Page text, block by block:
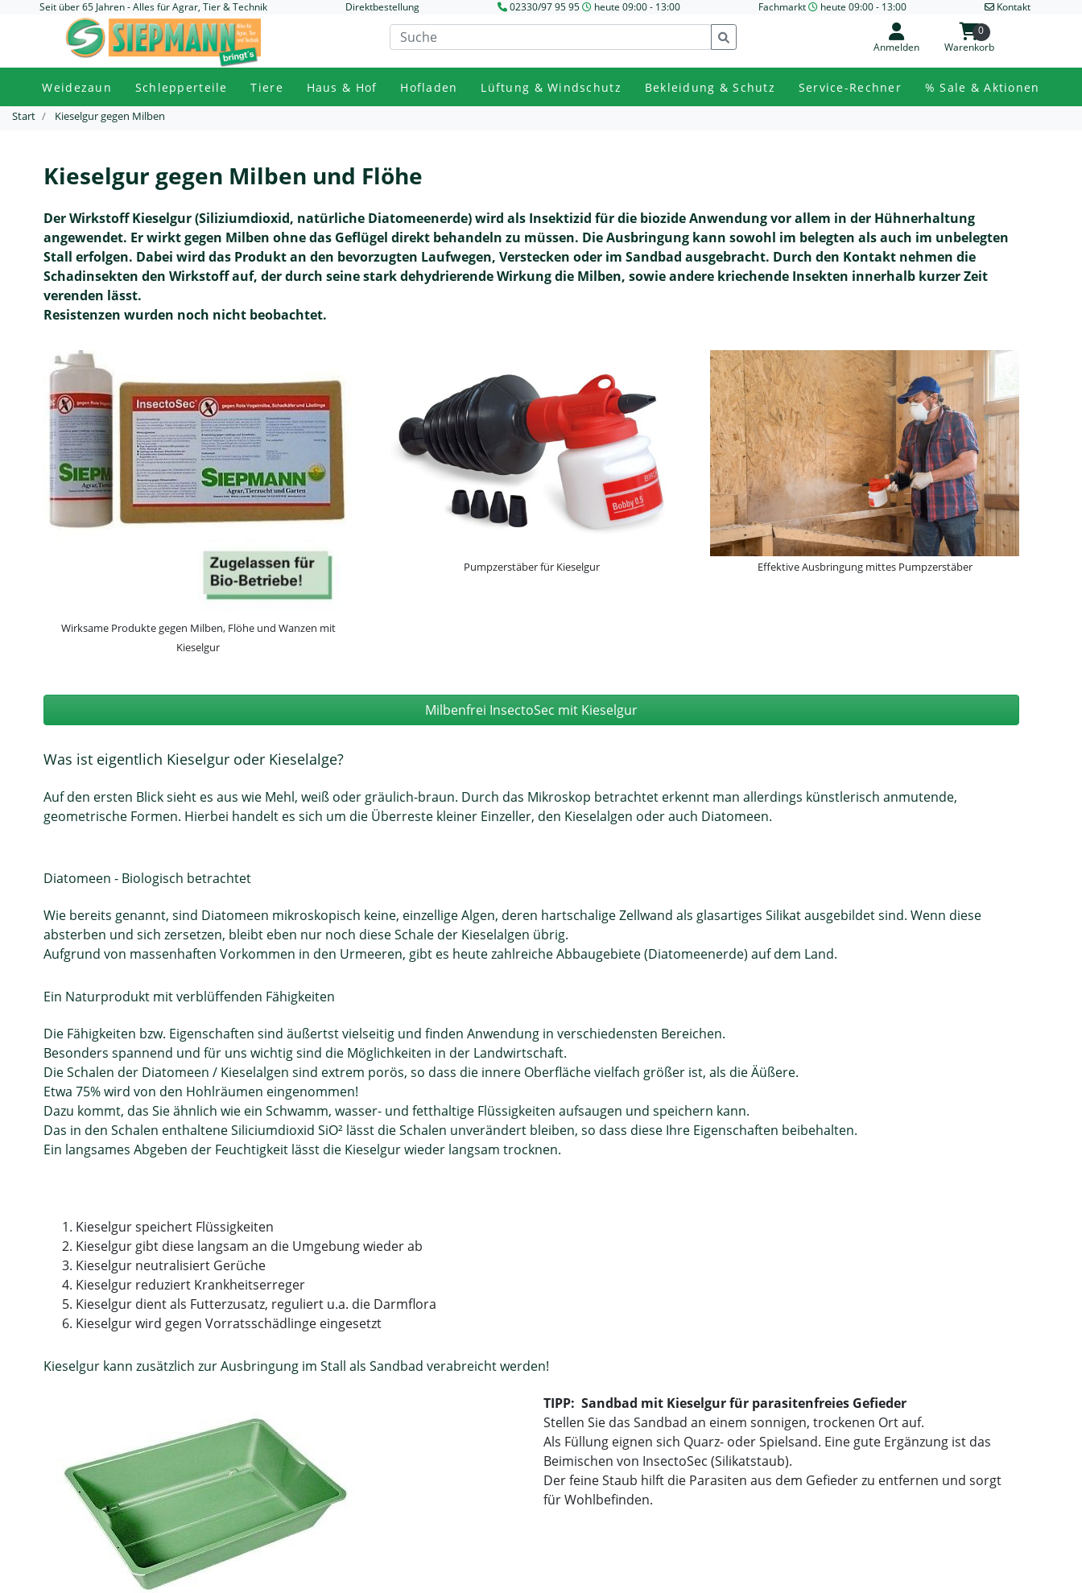
Seit über 65 Jahren - Alles für Agrar, Tier & Technik Direktbestellung 02330/97 95 95 heute 09:00 - 13:00 Fachmarkt heute 09:00 - 13:00 Kontakt
Anmelden Warenkorb
0
Weidezaun Schlepperteile Tiere Haus & Hof Hofladen Lüftung & Windschutz Bekleidung & Schutz Service-Rechner % Sale & Aktionen
Start Kieselgur gegen Milben
Kieselgur gegen Milben und Flöhe
Der Wirkstoff Kieselgur (Siliziumdioxid, natürliche Diatomeenerde) wird als Insektizid für die biozide Anwendung vor allem in der Hühnerhaltung
angewendet. Er wirkt gegen Milben ohne das Geflügel direkt behandeln zu müssen. Die Ausbringung kann sowohl im belegten als auch im unbelegten
Stall erfolgen. Dabei wird das Produkt an den bevorzugten Laufwegen, Verstecken oder im Sandbad ausgebracht. Durch den Kontakt nehmen die
Schadinsekten den Wirkstoff auf, der durch seine stark dehydrierende Wirkung die Milben, sowie andere kriechende Insekten innerhalb kurzer Zeit
verenden lässt.
Resistenzen wurden noch nicht beobachtet.
Wirksame Produkte gegen Milben, Flöhe und Wanzen mit
Kieselgur
Pumpzerstäber für Kieselgur Effektive Ausbringung mittes Pumpzerstäber
Milbenfrei InsectoSec mit Kieselgur
Was ist eigentlich Kieselgur oder Kieselalge?
Auf den ersten Blick sieht es aus wie Mehl, weiß oder gräulich-braun. Durch das Mikroskop betrachtet erkennt man allerdings künstlerisch anmutende,
geometrische Formen. Hierbei handelt es sich um die Überreste kleiner Einzeller, den Kieselalgen oder auch Diatomeen.
Diatomeen - Biologisch betrachtet
Wie bereits genannt, sind Diatomeen mikroskopisch keine, einzellige Algen, deren hartschalige Zellwand als glasartiges Silikat ausgebildet sind. Wenn diese
absterben und sich zersetzen, bleibt eben nur noch diese Schale der Kieselalgen übrig.
Aufgrund von massenhaften Vorkommen in den Urmeeren, gibt es heute zahlreiche Abbaugebiete (Diatomeenerde) auf dem Land.
Ein Naturprodukt mit verblüffenden Fähigkeiten
Die Fähigkeiten bzw. Eigenschaften sind äußertst vielseitig und finden Anwendung in verschiedensten Bereichen.
Besonders spannend und für uns wichtig sind die Möglichkeiten in der Landwirtschaft.
Die Schalen der Diatomeen / Kieselalgen sind extrem porös, so dass die innere Oberfläche vielfach größer ist, als die Äüßere.
Etwa 75% wird von den Hohlräumen eingenommen!
Dazu kommt, das Sie ähnlich wie ein Schwamm, wasser- und fetthaltige Flüssigkeiten aufsaugen und speichern kann.
Das in den Schalen enthaltene Siliciumdioxid SiO² lässt die Schalen unverändert bleiben, so dass diese Ihre Eigenschaften beibehalten.
Ein langsames Abgeben der Feuchtigkeit lässt die Kieselgur wieder langsam trocknen.
Kieselgur speichert Flüssigkeiten
Kieselgur gibt diese langsam an die Umgebung wieder ab
Kieselgur neutralisiert Gerüche
Kieselgur reduziert Krankheitserreger
Kieselgur dient als Futterzusatz, reguliert u.a. die Darmflora
Kieselgur wird gegen Vorratsschädlinge eingesetzt
Kieselgur kann zusätzlich zur Ausbringung im Stall als Sandbad verabreicht werden!
TIPP: Sandbad mit Kieselgur für parasitenfreies Gefieder
Stellen Sie das Sandbad an einem sonnigen, trockenen Ort auf.
Als Füllung eignen sich Quarz- oder Spielsand. Eine gute Ergänzung ist das
Beimischen von InsectoSec (Silikatstaub).
Der feine Staub hilft die Parasiten aus dem Gefieder zu entfernen und sorgt
für Wohlbefinden.